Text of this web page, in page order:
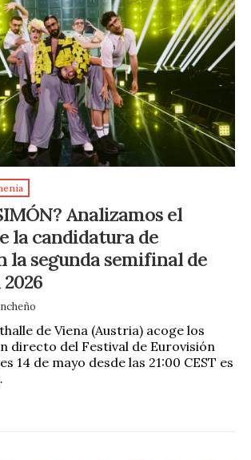
Analizamos el
la candidatura de
la segunda semifinal de
de Viena (Austria) acoge los
directo del Festival de Eurovisión
14 de mayo desde las 21:00 CEST es